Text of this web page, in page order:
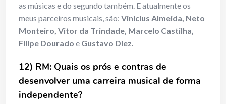
as músicas e do segundo também. E atualmente os
meus parceiros musicais, são: Vinicius Almeida, Neto
Monteiro, Vitor da Trindade, Marcelo Castilha,
Filipe Dourado e Gustavo Diez.
12) RM: Quais os prós e contras de
desenvolver uma carreira musical de forma
independente?